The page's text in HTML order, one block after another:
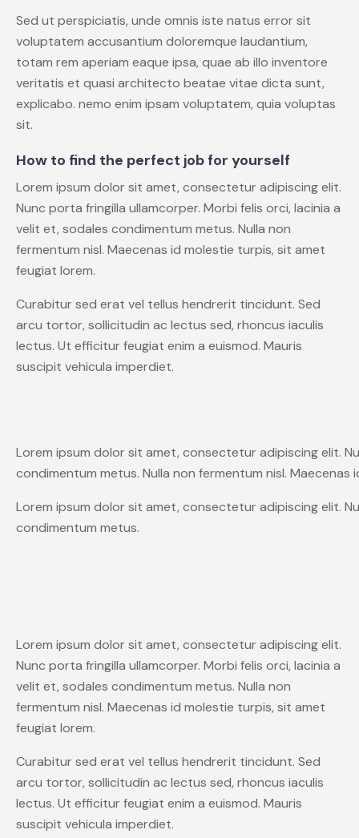
Sed ut perspiciatis, unde omnis iste natus error sit
voluptatem accusantium doloremque laudantium,
totam rem aperiam eaque ipsa, quae ab illo inventore
veritatis et quasi architecto beatae vitae dicta sunt,
explicabo. nemo enim ipsam voluptatem, quia voluptas
sit.
How to find the perfect job for yourself
Lorem ipsum dolor sit amet, consectetur adipiscing elit.
Nunc porta fringilla ullamcorper. Morbi felis orci, lacinia a
velit et, sodales condimentum metus. Nulla non
fermentum nisl. Maecenas id molestie turpis, sit amet
feugiat lorem.
Curabitur sed erat vel tellus hendrerit tincidunt. Sed
arcu tortor, sollicitudin ac lectus sed, rhoncus iaculis
lectus. Ut efficitur feugiat enim a euismod. Mauris
suscipit vehicula imperdiet.
Lorem ipsum dolor sit amet, consectetur adipiscing elit.
condimentum metus. Nulla non fermentum nisl.
Lorem ipsum dolor sit amet, consectetur adipiscing elit.
condimentum metus.
Lorem ipsum dolor sit amet, consectetur adipiscing elit.
Nunc porta fringilla ullamcorper. Morbi felis orci, lacinia a
velit et, sodales condimentum metus. Nulla non
fermentum nisl. Maecenas id molestie turpis, sit amet
feugiat lorem.
Curabitur sed erat vel tellus hendrerit tincidunt. Sed
arcu tortor, sollicitudin ac lectus sed, rhoncus iaculis
lectus. Ut efficitur feugiat enim a euismod. Mauris
suscipit vehicula imperdiet.